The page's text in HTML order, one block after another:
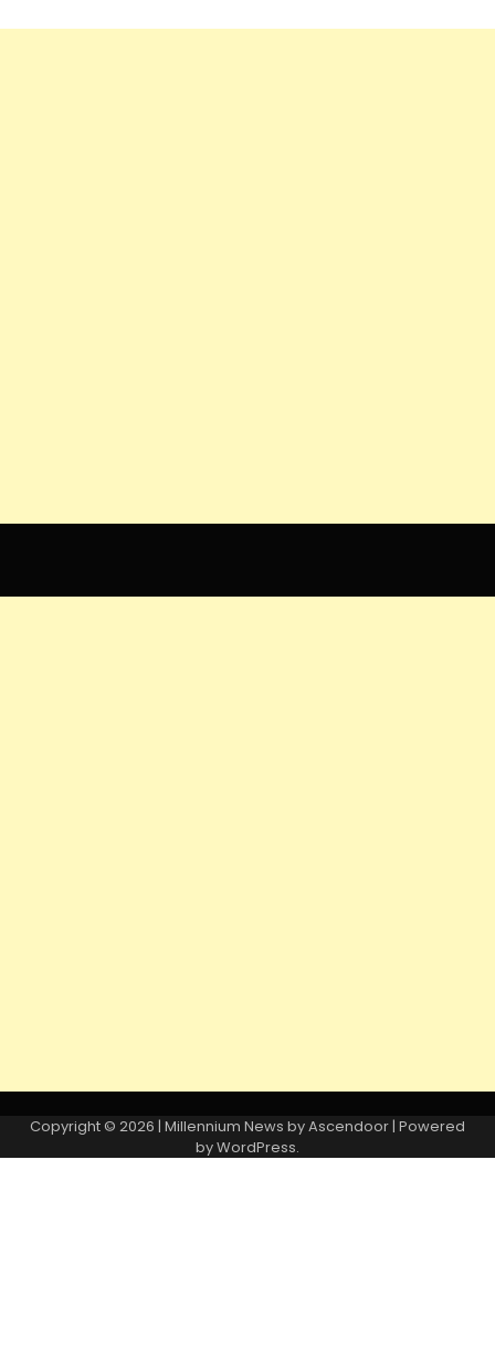
Copyright © 2026 | Millennium News byAscendoor | Powered
byWordPress.